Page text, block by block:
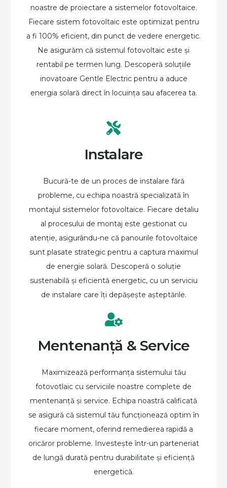
noastre de proiectare a sistemelor fotovoltaice.
Fiecare sistem fotovoltaic este optimizat pentru
a fi 100% eficient, din punct de vedere energetic.
Ne asigurăm că sistemul fotovoltaic este și
rentabil pe termen lung. Descoperă soluțiile
inovatoare Gentle Electric pentru a aduce
energia solară direct în locuința sau afacerea ta.
Instalare
Bucură-te de un proces de instalare fără
probleme, cu echipa noastră specializată în
montajul sistemelor fotovoltaice. Fiecare detaliu
al procesului de montaj este gestionat cu
atenție, asigurându-ne că panourile fotovoltaice
sunt plasate strategic pentru a captura maximul
de energie solară. Descoperă o soluție
sustenabilă și eficientă energetic, cu un serviciu
de instalare care îți depășește așteptările.
Mentenanță & Service
Maximizează performanța sistemului tău
fotovotlaic cu serviciile noastre complete de
mentenanță și service. Echipa noastră calificată
se asigură că sistemul tău funcționează optim în
fiecare moment, oferind remedierea rapidă a
oricăror probleme. Investește într-un parteneriat
de lungă durată pentru durabilitate și eficiență
energetică.